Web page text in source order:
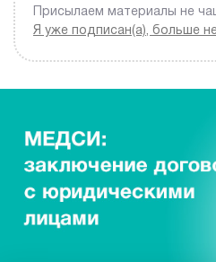
Присылаем материалы не
Я уже подписан(а), больше